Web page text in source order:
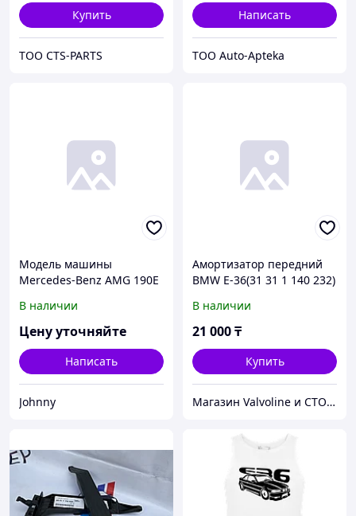
Купить
TOO CTS-PARTS
Написать
ТОО Auto-Apteka
Модель машины
Mercedes-Benz AMG 190E
(12см) свет, звук,
Инерционный механизм
в а ...
В наличии
Цену уточняйте
Написать
Johnny
Амортизатор передний
BMW E-36(31 31 1 140 232)
4416) правый
В наличии
21 000₸
Купить
Магазин Valvoline и СТО V-Service